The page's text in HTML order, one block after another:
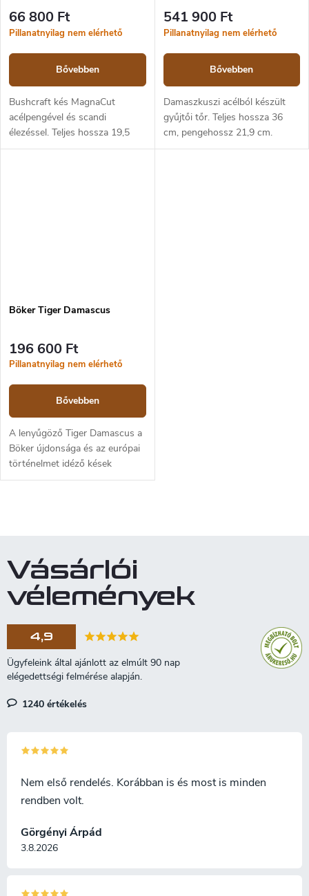
66 800 Ft
Pillanatnyilag nem elérhető
Bővebben
Bushcraft kés MagnaCut
acélpengével és scandi
élezéssel. Teljes hossza 19,5
cm, pengehossza 8,5 cm.
541 900 Ft
Pillanatnyilag nem elérhető
Bővebben
Damaszkuszi acélból készült
gyűjtői tőr. Teljes hossza 36
cm, pengehossz 21,9 cm.
Ébenfa markolat. Korlátozott
Böker Tiger Damascus
196 600 Ft
Pillanatnyilag nem elérhető
Bővebben
A lenyűgöző Tiger Damascus a
Böker újdonsága és az európai
történelmet idéző kések
sorozatába tartozik. A minőségi
a
r
n
í
t
á
e
Vásárlói
vélemények
4,9
1240 értékelés
Görgényi Árpád
3.8.2026
Nem első rendelés. Korábban is és most is minden
rendben volt.